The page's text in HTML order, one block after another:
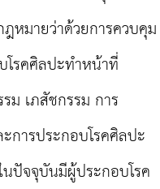
หมายว่าด้วยการควบคุม
โรคศิลปะทำหน้าที่
ม เภสัชกรรม การ
ารประกอบโรคศิลปะ
นปัจจุบันมีผู้ประกอบโรค